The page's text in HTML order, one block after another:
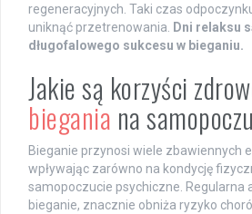
regeneracyjnych. Taki czas
uniknąć przetrenowania. Dni relaksu
długofalowego sukcesu w bieganiu.
Jakie są korzyści
biegania na
Bieganie przynosi wiele zbawiennych
wpływając zarówno na kondycję
samopoczucie psychiczne. Regularna
bieganie, znacznie obniża ryzyko